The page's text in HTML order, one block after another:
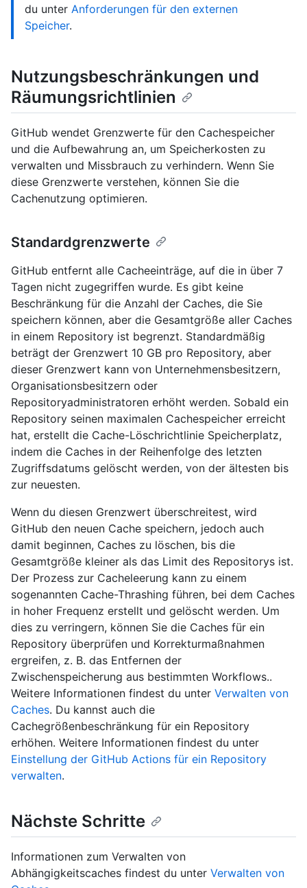
du unter Anforderungen für den externen
Speicher.
Nutzungsbeschränkungen und
Räumungsrichtlinien
GitHub wendet Grenzwerte für den Cachespeicher
und die Aufbewahrung an, um Speicherkosten zu
verwalten und Missbrauch zu verhindern. Wenn Sie
diese Grenzwerte verstehen, können Sie die
Cachenutzung optimieren.
Standardgrenzwerte
GitHub entfernt alle Cacheeinträge, auf die in über 7
Tagen nicht zugegriffen wurde. Es gibt keine
Beschränkung für die Anzahl der Caches, die Sie
speichern können, aber die Gesamtgröße aller Caches
in einem Repository ist begrenzt. Standardmäßig
beträgt der Grenzwert 10 GB pro Repository, aber
dieser Grenzwert kann von Unternehmensbesitzern,
Organisationsbesitzern oder
Repositoryadministratoren erhöht werden. Sobald ein
Repository seinen maximalen Cachespeicher erreicht
hat, erstellt die Cache-Löschrichtlinie Speicherplatz,
indem die Caches in der Reihenfolge des letzten
Zugriffsdatums gelöscht werden, von der ältesten bis
zur neuesten.
Wenn du diesen Grenzwert überschreitest, wird
GitHub den neuen Cache speichern, jedoch auch
damit beginnen, Caches zu löschen, bis die
Gesamtgröße kleiner als das Limit des Repositorys ist.
Der Prozess zur Cacheleerung kann zu einem
sogenannten Cache-Thrashing führen, bei dem Caches
in hoher Frequenz erstellt und gelöscht werden. Um
dies zu verringern, können Sie die Caches für ein
Repository überprüfen und Korrekturmaßnahmen
ergreifen, z. B. das Entfernen der
Zwischenspeicherung aus bestimmten Workflows..
Weitere Informationen findest du unter Verwalten von
Caches. Du kannst auch die
Cachegrößenbeschränkung für ein Repository
erhöhen. Weitere Informationen findest du unter
Einstellung der GitHub Actions für ein Repository
verwalten.
Nächste Schritte
Informationen zum Verwalten von
Abhängigkeitscaches findest du unter Verwalten von